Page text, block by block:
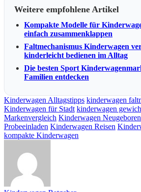
Weitere empfohlene Artikel
Kompakte Modelle für
einfach zusammenklappen
Faltmechanismus Kinderwagen
kinderleicht bedienen im Alltag
Die besten Sport
Familien entdecken
Kinderwagen Alltagstipps kinderwagen
Kinderwagen für Stadt kinderwagen
Markenvergleich Kinderwagen
Probeeinladen Kinderwagen Reisen
kompakte Kinderwagen